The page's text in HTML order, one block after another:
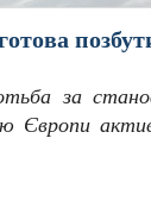
за
Європи